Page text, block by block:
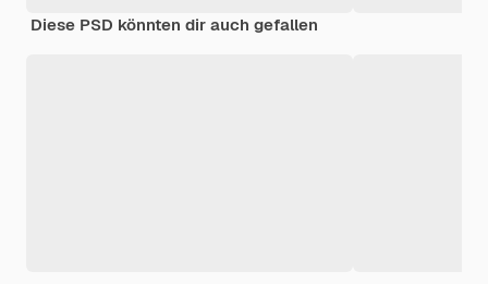
Diese PSD könnten dir auch gefallen